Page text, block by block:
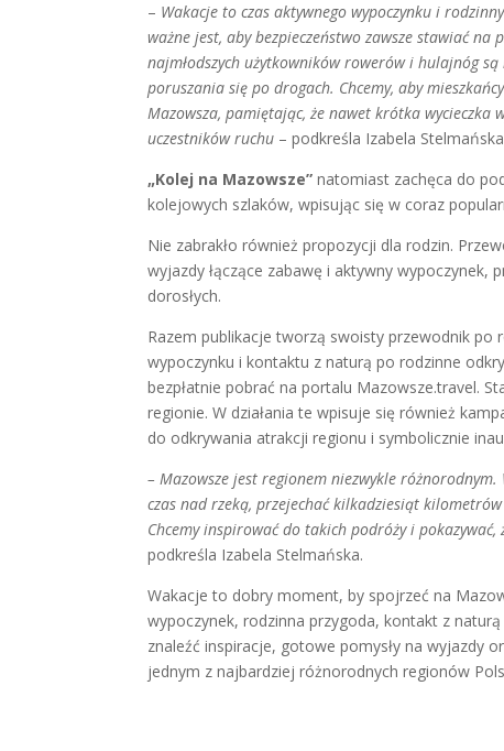
– Wakacje to czas aktywnego wypoczynku i
ważne jest, aby bezpieczeństwo zawsze stawiać
najmłodszych użytkowników rowerów i hulajnóg
poruszania się po drogach. Chcemy, aby
Mazowsza, pamiętając, że nawet krótka wycieczka
uczestników ruchu – podkreśla Izabela
„Kolej na Mazowsze”natomiast zachęca do
kolejowych szlaków, wpisując się w coraz
Nie zabrakło również propozycji dla rodzin.
wyjazdy łączące zabawę i aktywny wypoczynek,
dorosłych.
Razem publikacje tworzą swoisty przewodnik
wypoczynku i kontaktu z naturą po rodzinne
bezpłatnie pobrać na portalu Mazowsze.travel.
regionie. W działania te wpisuje się również
do odkrywania atrakcji regionu i symbolicznie
– Mazowsze jest regionem niezwykle
czas nad rzeką, przejechać kilkadziesiąt
Chcemy inspirować do takich podróży i
podkreśla Izabela Stelmańska.
Wakacje to dobry moment, by spojrzeć na
wypoczynek, rodzinna przygoda, kontakt z
znaleźć inspiracje, gotowe pomysły na wyjazdy
jednym z najbardziej różnorodnych regionów